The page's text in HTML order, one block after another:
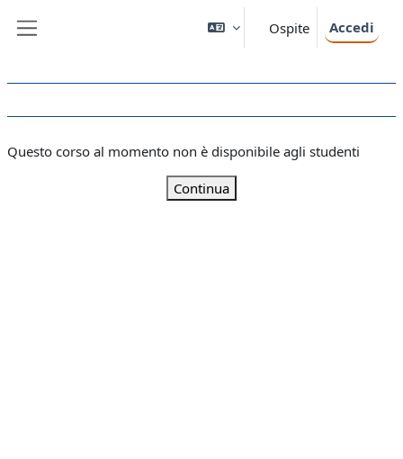
Ospite Accedi
Questo corso al momento non è disponibile agli studenti
Continua